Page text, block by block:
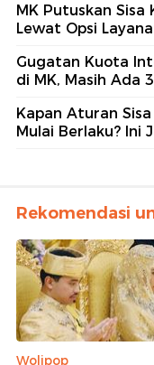
MK Putuskan
Lewat Opsi
Gugatan Kuota
di MK, Masih Ada
Kapan Aturan
Mulai Berlaku? Ini
Rekomendasi
Wolipop